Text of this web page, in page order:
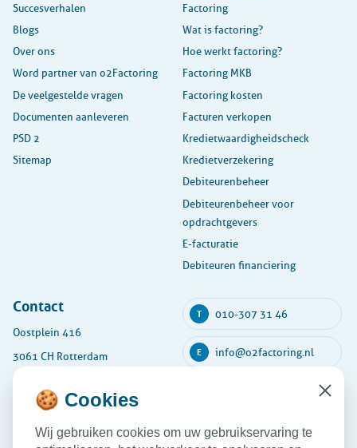
Succesverhalen
Blogs
Over ons
Word partner van o2Factoring
De veelgestelde vragen
Documenten aanleveren
PSD 2
Sitemap
Factoring
Wat is factoring?
Hoe werkt factoring?
Factoring MKB
Factoring kosten
Facturen verkopen
Kredietwaardigheidscheck
Kredietverzekering
Debiteurenbeheer
Debiteurenbeheer voor
opdrachtgevers
E-facturatie
Debiteuren financiering
Contact
Oostplein 416
3061 CH Rotterdam
Maandag
08:30 - 17:30
Dinsdag
08:30 - 17:30
T 010-307 31 46
E info@o2factoring.nl
🍪 Cookies
Wij gebruiken cookies om uw gebruikservaring te
Close